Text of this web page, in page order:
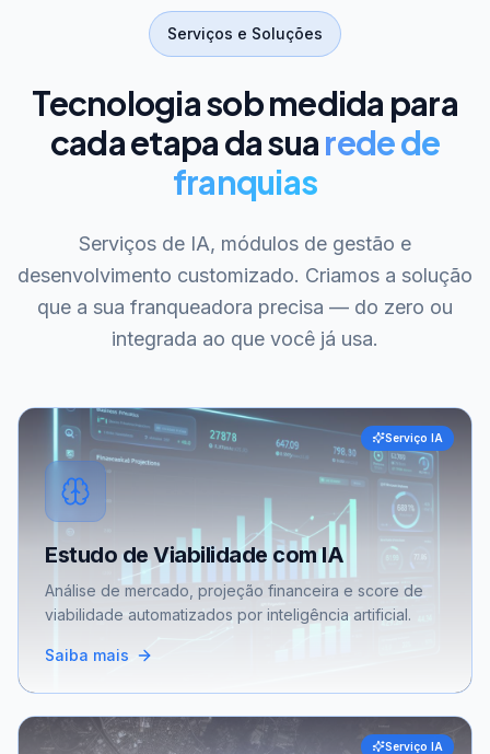
Serviços e Soluções
Tecnologia sob medida para
cada etapa da suarede de
franquias
Serviços de IA, módulos de gestão e
desenvolvimento customizado. Criamos a solução
que a sua franqueadora precisa — do zero ou
integrada ao que você já usa.
Serviço IA
Estudo de Viabilidade com IA
Análise de mercado, projeção financeira e score de
viabilidade automatizados por inteligência artificial.
Saiba mais
Serviço IA